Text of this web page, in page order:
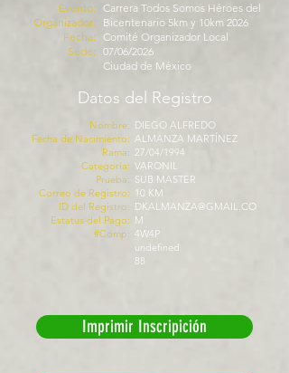
Evento:
Organizador:
Fecha:
Sede:
Carrera Todos Somos Héroes del
Bicentenario 5km y 10km 2026
Comité Organizador Local
07/06/2026
Ciudad de México
Datos del Registro
Nombre:
Fecha de Nacimiento:
Rama:
Categoría:
Prueba:
Correo de Registro:
ID del Registro:
Estatus del Pago:
#Comp:
DIEGO ALFREDO
ALMANZA MARTÍNEZ
27/04/1994
VARONIL
SUB MASTER
10 KM
DKALMANZA@GMAIL.CO
M
4W4P
undefined
88
Imprimir Inscripición